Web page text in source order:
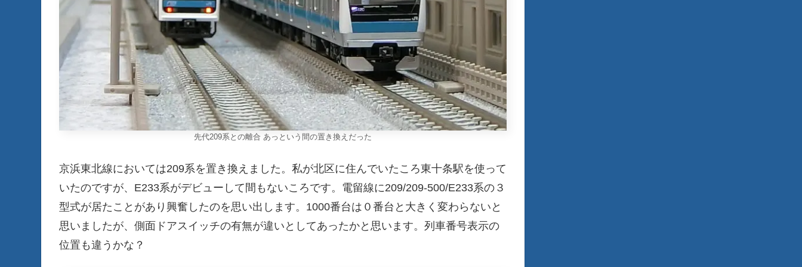
先代209系との離合 あっという間の置き換えだった
京浜東北線においては209系を置き換えました。私が北区に住んでいたころ東十条駅を使って
いたのですが、E233系がデビューして間もないころです。電留線に209/209-500/E233系の３
型式が居たことがあり興奮したのを思い出します。1000番台は０番台と大きく変わらないと
思いましたが、側面ドアスイッチの有無が違いとしてあったかと思います。列車番号表示の
位置も違うかな？